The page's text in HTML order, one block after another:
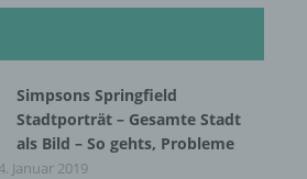
Simpsons Springfield
Stadtporträt – Gesamte Stadt
als Bild – So gehts, Probleme
Januar 2019